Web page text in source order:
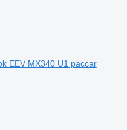
EEV MX340 U1 paccar